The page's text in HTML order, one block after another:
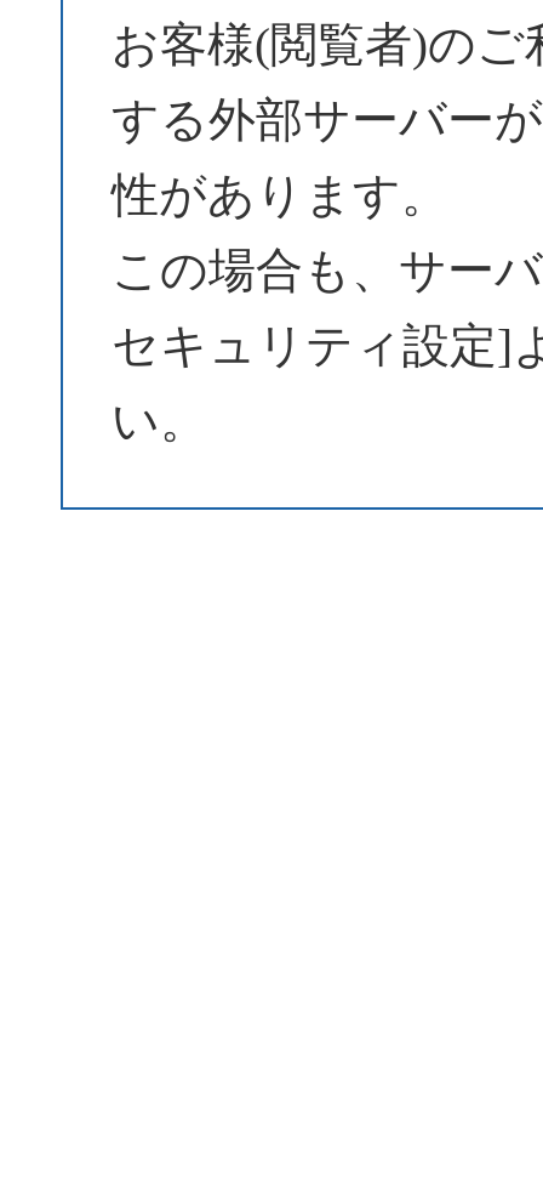
お客様(閲覧者)の
する外部サーバー
性があります。
この場合も、サー
セキュリティ設定]
い。